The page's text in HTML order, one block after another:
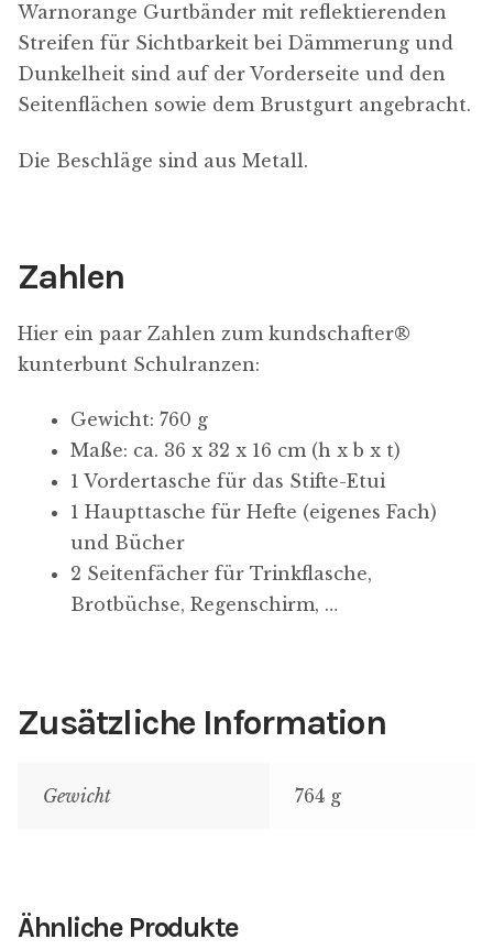
Warnorange Gurtbänder mit reflektierenden
Streifen für Sichtbarkeit bei Dämmerung und
Dunkelheit sind auf der Vorderseite und den
Seitenflächen sowie dem Brustgurt angebracht.
Die Beschläge sind aus Metall.
Zahlen
Hier ein paar Zahlen zum kundschafter​®​
kunterbunt Schulranzen:
Gewicht: 760 g
Maße: ca. 36 x 32 x 16 cm (h x b x t)
1 Vordertasche für das Stifte-Etui
1 Haupttasche für Hefte (eigenes Fach)
und Bücher
2 Seitenfächer für Trinkflasche,
Brotbüchse, Regenschirm, …
Zusätzliche Information
Gewicht 764 g
Ähnliche Produkte
D
a
n
z
n
t
l
l
e